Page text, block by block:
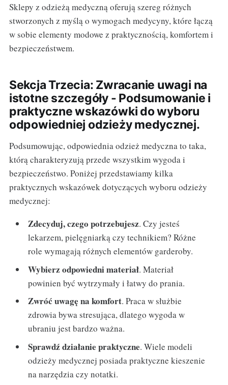
Sklepy z odzieżą medyczną oferują szereg różnych
stworzonych z myślą o wymogach medycyny, które łączą
w sobie elementy modowe z praktycznością, komfortem i
bezpieczeństwem.
Sekcja Trzecia: Zwracanie uwagi na
istotne szczegóły - Podsumowanie i
praktyczne wskazówki do wyboru
odpowiedniej odzieży medycznej.
Podsumowując, odpowiednia odzież medyczna to taka,
którą charakteryzują przede wszystkim wygoda i
bezpieczeństwo. Poniżej przedstawiamy kilka
praktycznych wskazówek dotyczących wyboru odzieży
medycznej:
Zdecyduj, czego potrzebujesz. Czy jesteś
lekarzem, pielęgniarką czy technikiem? Różne
role wymagają różnych elementów garderoby.
Wybierz odpowiedni materiał. Materiał
powinien być wytrzymały i łatwy do prania.
Zwróć uwagę na komfort. Praca w służbie
zdrowia bywa stresująca, dlatego wygoda w
ubraniu jest bardzo ważna.
Sprawdź działanie praktyczne. Wiele modeli
odzieży medycznej posiada praktyczne kieszenie
na narzędzia czy notatki.